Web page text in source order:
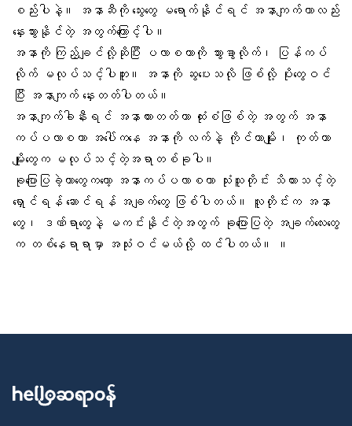
စည်းပါနဲ့။ အနာဆီကို သွေးတွေ မရောက်နိုင်ရင် အနာကျက်တာလည်း
နှေးသွားနိုင်တဲ့ အတွက်ကြောင့်ပါ။
အနာကို ကြည့်ချင်လို့ဆိုပြီး ပလာစတာကို သွားခွာလိုက်၊ ပြန်ကပ်
လိုက် မလုပ်သင့်ပါဘူး။ အနာကို ဆွပေးသလို ဖြစ်လို့ ပိုးတွေဝင်
ပြီး အနာကျက် နှေးတတ်ပါတယ်။
အနာကျက်ခါနီးရင် အနာယား တတ်တာ ထုံးစံဖြစ်တဲ့ အတွက် အနာ
ကပ်ပလာစကာ အပေါ်ကနေ အနာကို လက်နဲ့ ကိုင်တာမျိုး၊ ကုတ်တာ
မျိုးတွေက မလုပ်သင့်တဲ့အရာတစ်ခုပါ။
ခုပြောပြခဲ့တာတွေကတော့ အနာကပ်ပလာစတာ သုံးသူတိုင်း သိထားသင့်တဲ့
ရှောင်ရန် ဆောင်ရန် အချက်တွေ ဖြစ်ပါတယ်။ လူတိုင်းက အနာ
တွေ၊ ဒဏ်ရာတွေနဲ့ မကင်းနိုင်တဲ့အတွက် ခုပြောပြတဲ့ အချက်လေးတွေ
က တစ်နေရာရာမှာ အသုံးဝင်မယ်လို့ ထင်ပါတယ်။ ။